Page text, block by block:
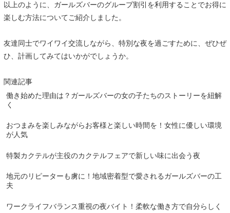
以上のように、ガールズバーのグループ割引を利用することでお得に
楽しむ方法についてご紹介しました。
友達同士でワイワイ交流しながら、特別な夜を過ごすために、ぜひぜ
ひ、計画してみてはいかがでしょうか。
関連記事
働き始めた理由は？ガールズバーの女の子たちのストーリーを紐解
く
おつまみを楽しみながらお客様と楽しい時間を！女性に優しい環境
が人気
特製カクテルが主役のカクテルフェアで新しい味に出会う夜
地元のリピーターも虜に！地域密着型で愛されるガールズバーの工
夫
ワークライフバランス重視の夜バイト！柔軟な働き方で自分らしく